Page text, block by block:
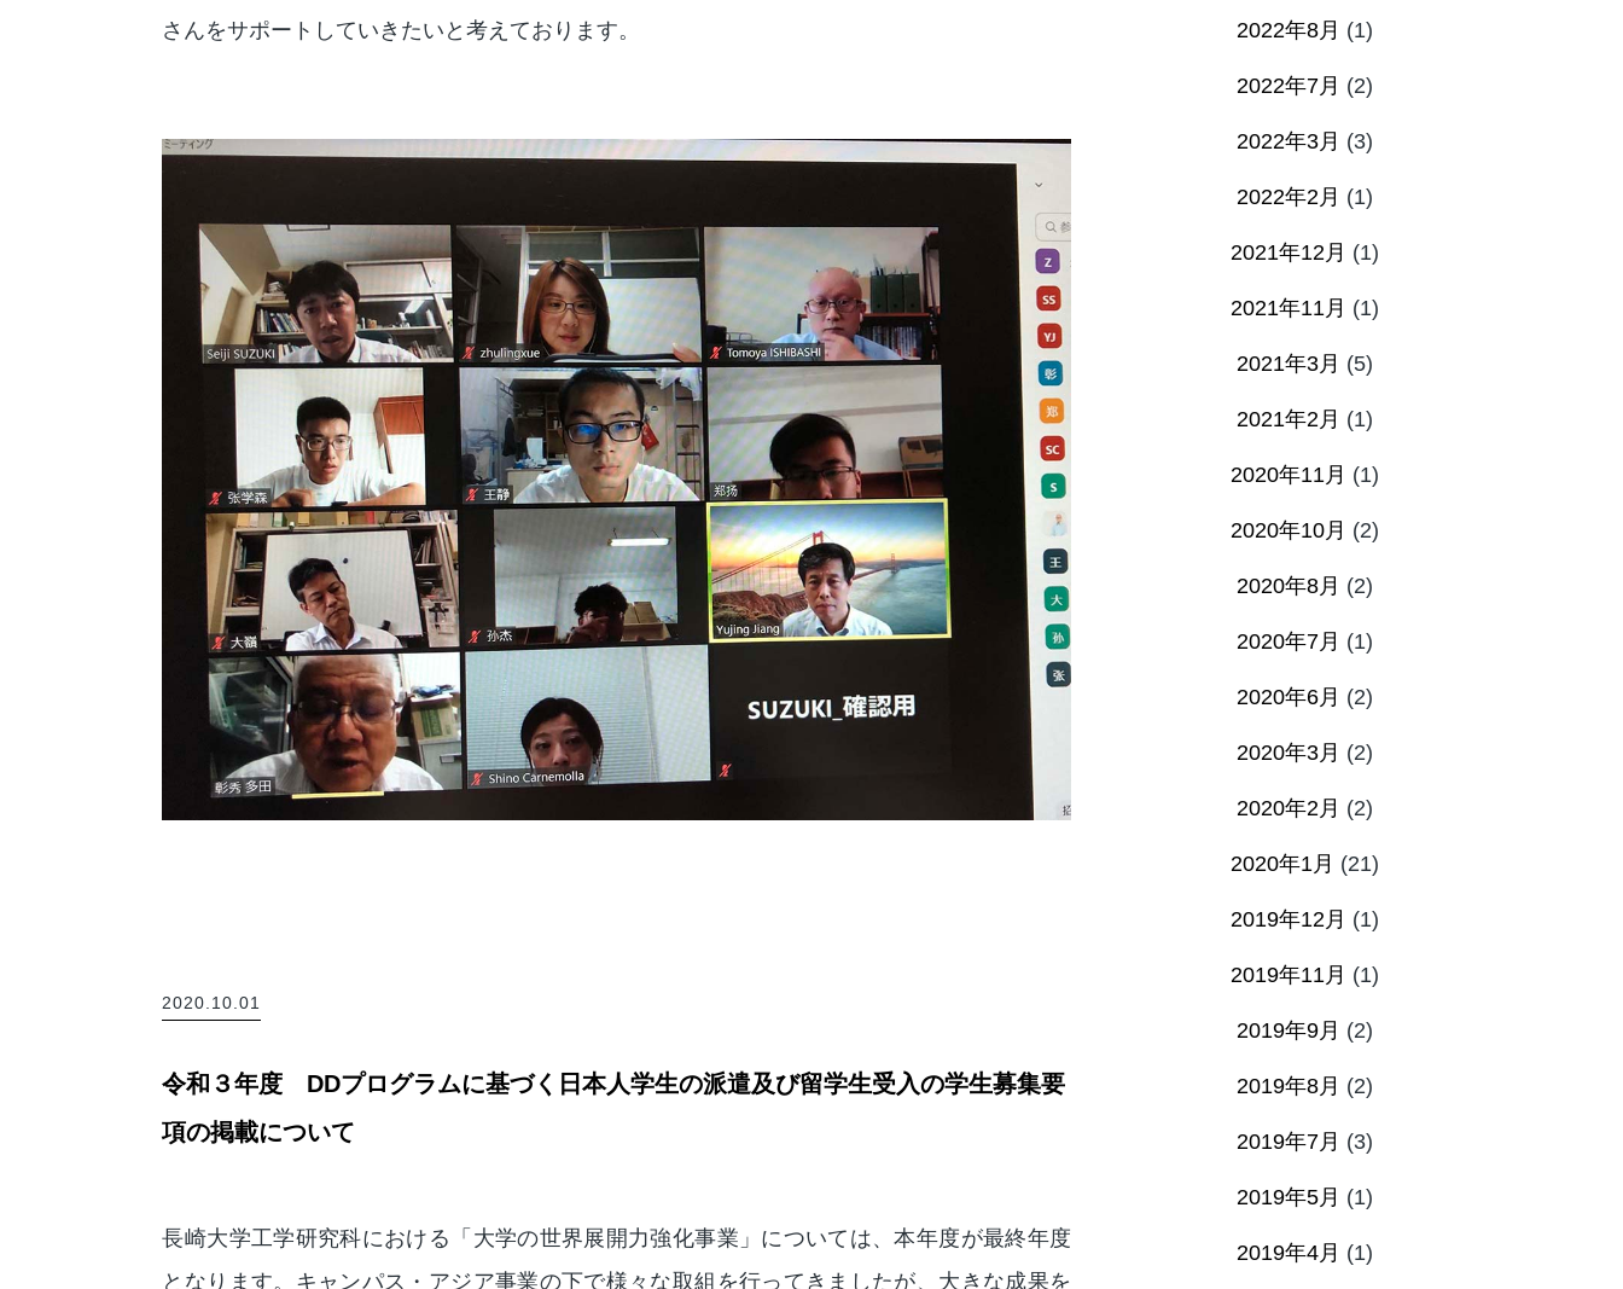
さんをサポートしていきたいと考えております。
2020.10.01
令和３年度 DDプログラムに基づく日本人学生の派遣及び留学生受入の学生募集要
項の掲載について
長崎大学工学研究科における「大学の世界展開力強化事業」については、本年度が最終年度
となります。キャンパス・アジア事業の下で様々な取組を行ってきましたが、大きな成果を
2022年8月 (1)
2022年7月 (2)
2022年3月 (3)
2022年2月 (1)
2021年12月 (1)
2021年11月 (1)
2021年3月 (5)
2021年2月 (1)
2020年11月 (1)
2020年10月 (2)
2020年8月 (2)
2020年7月 (1)
2020年6月 (2)
2020年3月 (2)
2020年2月 (2)
2020年1月 (21)
2019年12月 (1)
2019年11月 (1)
2019年9月 (2)
2019年8月 (2)
2019年7月 (3)
2019年5月 (1)
2019年4月 (1)